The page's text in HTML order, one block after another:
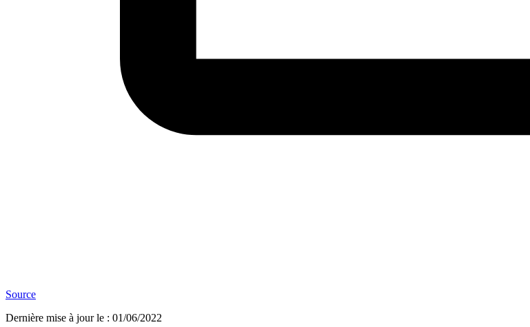
Source
Dernière mise à jour le : 01/06/2022